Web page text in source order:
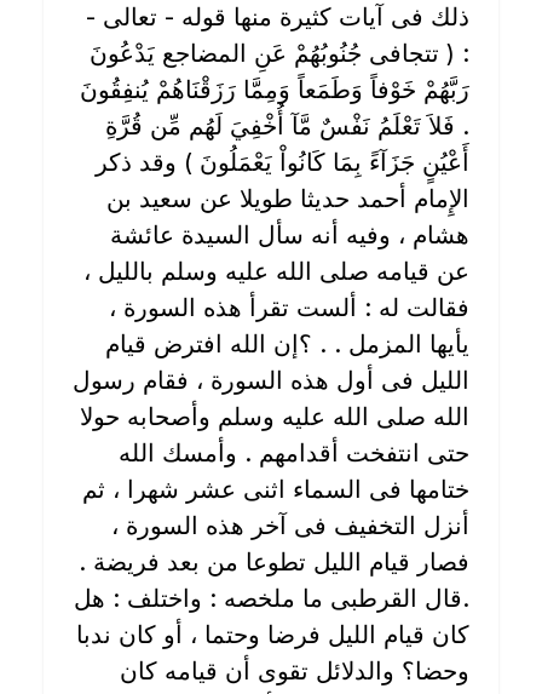
ذلك فى آيات كثيرة منها قوله - تعالى -
: ( تتجافى جُنُوبُهُمْ عَنِ المضاجع يَدْعُونَ
رَبَّهُمْ خَوْفاً وَطَمَعاً وَمِمَّا رَزَقْنَاهُمْ يُنفِقُونَ
. فَلاَ تَعْلَمُ نَفْسٌ مَّآ أُخْفِيَ لَهُم مِّن قُرَّةِ
أَعْيُنٍ جَزَآءً بِمَا كَانُواْ يَعْمَلُونَ ) وقد ذكر
الإِمام أحمد حديثا طويلا عن سعيد بن
هشام ، وفيه أنه سأل السيدة عائشة
عن قيامه صلى الله عليه وسلم بالليل ،
فقالت له : ألست تقرأ هذه السورة ،
يأيها المزمل . . ؟إن الله افترض قيام
الليل فى أول هذه السورة ، فقام رسول
الله صلى الله عليه وسلم وأصحابه حولا
حتى انتفخت أقدامهم . وأمسك الله
ختامها فى السماء اثنى عشر شهرا ، ثم
أنزل التخفيف فى آخر هذه السورة ،
فصار قيام الليل تطوعا من بعد فريضة .
.قال القرطبى ما ملخصه : واختلف : هل
كان قيام الليل فرضا وحتما ، أو كان ندبا
وحضا؟ والدلائل تقوى أن قيامه كان